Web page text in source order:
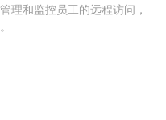
理和监控员工的远程访问，